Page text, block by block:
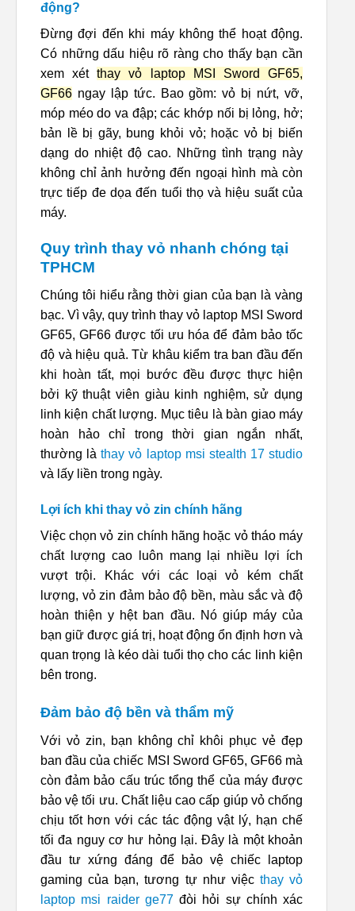
động?
Đừng đợi đến khi máy không thể hoạt động.
Có những dấu hiệu rõ ràng cho thấy bạn cần
xem xétthay vỏ laptop MSI Sword GF65,
GF66 ngay lập tức. Bao gồm: vỏ bị nứt, vỡ,
móp méo do va đập; các khớp nối bị lỏng, hở;
bản lề bị gãy, bung khỏi vỏ; hoặc vỏ bị biến
dạng do nhiệt độ cao. Những tình trạng này
không chỉ ảnh hưởng đến ngoại hình mà còn
trực tiếp đe dọa đến tuổi thọ và hiệu suất của
máy.
Quy trình thay vỏ nhanh chóng tại
TPHCM
Chúng tôi hiểu rằng thời gian của bạn là vàng
bạc. Vì vậy, quy trình thay vỏ laptop MSI Sword
GF65, GF66 được tối ưu hóa để đảm bảo tốc
độ và hiệu quả. Từ khâu kiểm tra ban đầu đến
khi hoàn tất, mọi bước đều được thực hiện
bởi kỹ thuật viên giàu kinh nghiệm, sử dụng
linh kiện chất lượng. Mục tiêu là bàn giao máy
hoàn hảo chỉ trong thời gian ngắn nhất,
thường làthay vỏ laptop msi stealth 17 studio
và lấy liền trong ngày.
Lợi ích khi thay vỏ zin chính hãng
Việc chọn vỏ zin chính hãng hoặc vỏ tháo máy
chất lượng cao luôn mang lại nhiều lợi ích
vượt trội. Khác với các loại vỏ kém chất
lượng, vỏ zin đảm bảo độ bền, màu sắc và độ
hoàn thiện y hệt ban đầu. Nó giúp máy của
bạn giữ được giá trị, hoạt động ổn định hơn và
quan trọng là kéo dài tuổi thọ cho các linh kiện
bên trong.
Đảm bảo độ bền và thẩm mỹ
Với vỏ zin, bạn không chỉ khôi phục vẻ đẹp
ban đầu của chiếc MSI Sword GF65, GF66 mà
còn đảm bảo cấu trúc tổng thể của máy được
bảo vệ tối ưu. Chất liệu cao cấp giúp vỏ chống
chịu tốt hơn với các tác động vật lý, hạn chế
tối đa nguy cơ hư hỏng lại. Đây là một khoản
đầu tư xứng đáng để bảo vệ chiếc laptop
gaming của bạn, tương tự như việc thay vỏ
laptop msi raider ge77đòi hỏi sự chính xác